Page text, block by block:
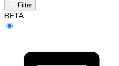
Filter
BETA